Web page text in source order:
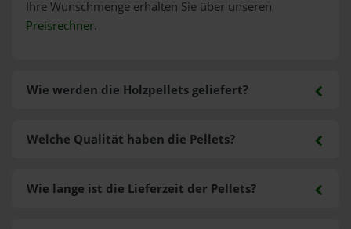
Ihre Wunschmenge erhalten Sie über unseren
Preisrechner.
Wie werden die Holzpellets geliefert?
Welche Qualität haben die Pellets?
Wie lange ist die Lieferzeit der Pellets?